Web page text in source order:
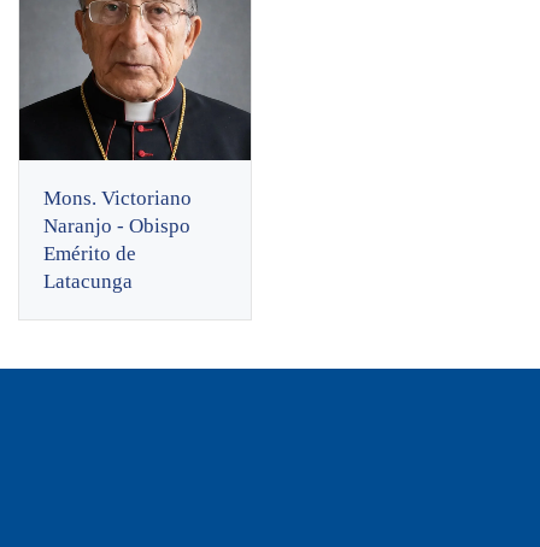
Mons. Victoriano
Naranjo - Obispo
Emérito de
Latacunga